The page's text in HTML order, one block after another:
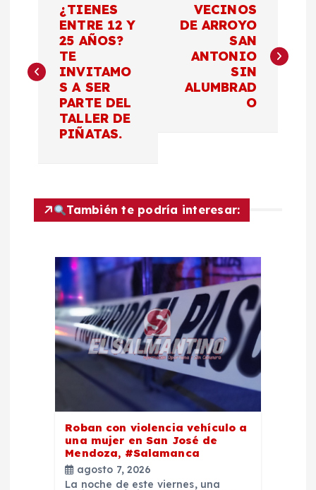
v
c
¿TIENES
ENTRE 12 Y
25 AÑOS?
TE
INVITAMO
S A SER
PARTE DEL
TALLER DE
PIÑATAS.
VECINOS
DE ARROYO
SAN
ANTONIO
SIN
ALUMBRAD
O
También te podría interesar:
Roban con violencia vehículo a
una mujer en San José de
Mendoza, #Salamanca
agosto 7, 2026
La noche de este viernes, una